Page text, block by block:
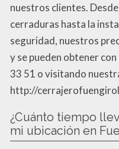
nuestros clientes.
cerraduras hasta la
seguridad, nuestros
y se pueden obtener
33 51 o visitando
http://
¿Cuánto tiempo
mi ubicación en